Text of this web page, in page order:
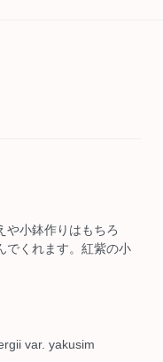
や小鉢作りはもちろ
でくれます。紅紫の小
var. yakusim